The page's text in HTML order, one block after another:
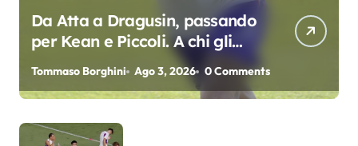
Da Atta a Dragusin, passando
per Kean e Piccoli. A chi gli
oscar del precampionato?
Tommaso Borghini Ago 3, 2026 0 Comments